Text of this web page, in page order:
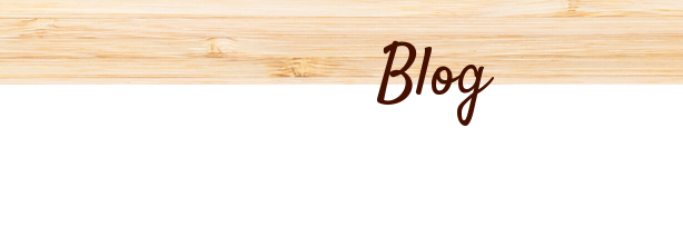
Blog